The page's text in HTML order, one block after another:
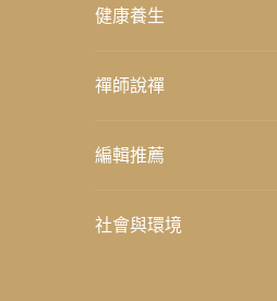
健康養生
禪師說禪
編輯推薦
社會與環境